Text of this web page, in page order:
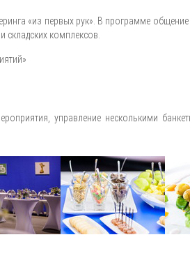
«из первых рук». В программе
складских комплексов.
управление несколькими